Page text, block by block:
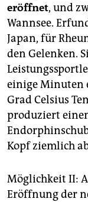
eröffnet, und
Wannsee.
Japan, für
den Gelenken.
einige Minuten
Grad Celsius
produziert
Kopf ziemlich
Möglichkeit II:
Eröffnung der